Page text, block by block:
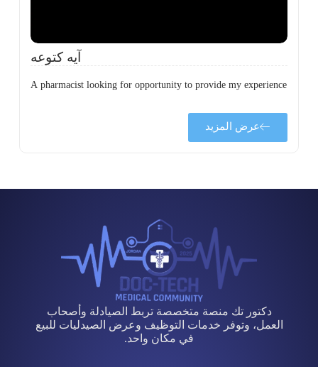
آيه كتوعه
A pharmacist looking for opportunity to provide my experience
عرض المزيد
دكتور تك منصة متخصصة تربط الصيادلة وأصحاب
العمل، وتوفر خدمات التوظيف وعرض الصيدليات للبيع
في مكان واحد.